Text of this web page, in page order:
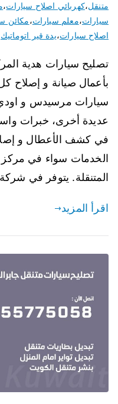
متنقل،كهربائي اصلاح سيارات،
سيارات،معلم سيارات،مكائن
اصلاح سيارات،يدة قير اتوماتيك
تصليح سيارات هدية
بأعمال صيانة و إصلاح
سيارات مرسيدس و اودي
عديدة أخرى، خبرات
في كشف الأعطال و
الخدمات سواء في مركز
المتنقلة. يتوفر في
اقرأ المزيد